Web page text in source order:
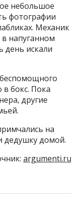
небольшое
фотографии
Механик
напуганном
день искали
в бокс. Пока
другие
на
дедушку домой.
argumenti.ru